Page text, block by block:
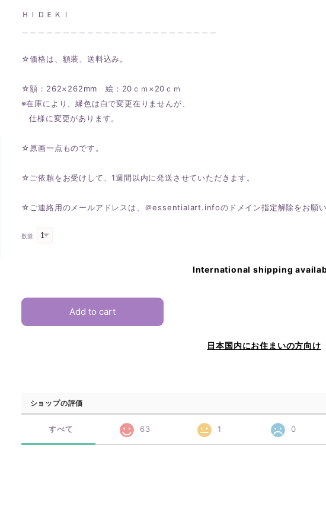
ＨＩＤＥＫＩ
☆価格は、額装、送料込み。
☆額：262×262mm 絵：20ｃｍ×20ｃｍ
※在庫により、縁色は白で変更在りませんが、
仕様に変更があります。
☆原画一点ものです。
☆ご依頼をお受けして、1週間以内に発送させていただきます。
☆ご連絡用のメールアドレスは、＠essentialart.infoのドメイン指定解除をお願い
数量
International shipping
Add to cart
日本国内にお住まいの方向け
ショップの評価
すべて 63 1 0